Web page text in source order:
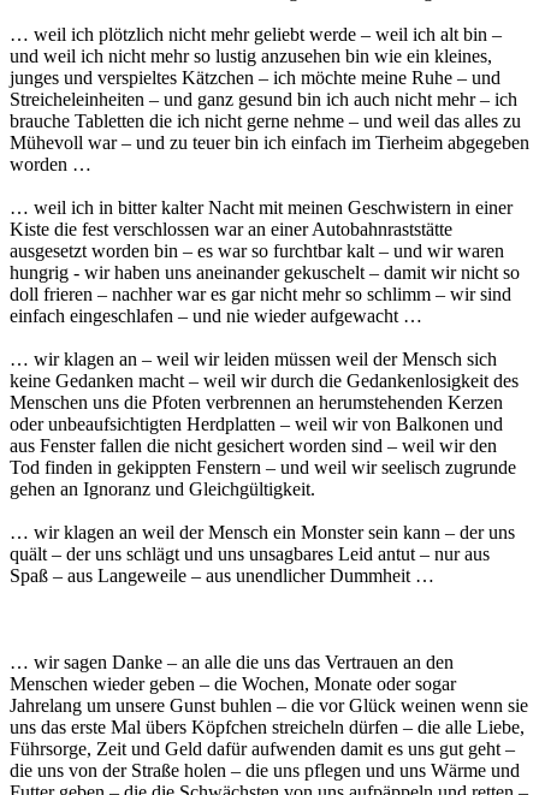
… weil ich plötzlich nicht mehr geliebt werde – weil ich alt bin –
und weil ich nicht mehr so lustig anzusehen bin wie ein kleines,
junges und verspieltes Kätzchen – ich möchte meine Ruhe – und
Streicheleinheiten – und ganz gesund bin ich auch nicht mehr – ich
brauche Tabletten die ich nicht gerne nehme – und weil das alles zu
Mühevoll war – und zu teuer bin ich einfach im Tierheim abgegeben
worden …
… weil ich in bitter kalter Nacht mit meinen Geschwistern in einer
Kiste die fest verschlossen war an einer Autobahnraststätte
ausgesetzt worden bin – es war so furchtbar kalt – und wir waren
hungrig - wir haben uns aneinander gekuschelt – damit wir nicht so
doll frieren – nachher war es gar nicht mehr so schlimm – wir sind
einfach eingeschlafen – und nie wieder aufgewacht …
… wir klagen an – weil wir leiden müssen weil der Mensch sich
keine Gedanken macht – weil wir durch die Gedankenlosigkeit des
Menschen uns die Pfoten verbrennen an herumstehenden Kerzen
oder unbeaufsichtigten Herdplatten – weil wir von Balkonen und
aus Fenster fallen die nicht gesichert worden sind – weil wir den
Tod finden in gekippten Fenstern – und weil wir seelisch zugrunde
gehen an Ignoranz und Gleichgültigkeit.
… wir klagen an weil der Mensch ein Monster sein kann – der uns
quält – der uns schlägt und uns unsagbares Leid antut – nur aus
Spaß – aus Langeweile – aus unendlicher Dummheit …
… wir sagen Danke – an alle die uns das Vertrauen an den
Menschen wieder geben – die Wochen, Monate oder sogar
Jahrelang um unsere Gunst buhlen – die vor Glück weinen wenn sie
uns das erste Mal übers Köpfchen streicheln dürfen – die alle Liebe,
Führsorge, Zeit und Geld dafür aufwenden damit es uns gut geht –
die uns von der Straße holen – die uns pflegen und uns Wärme und